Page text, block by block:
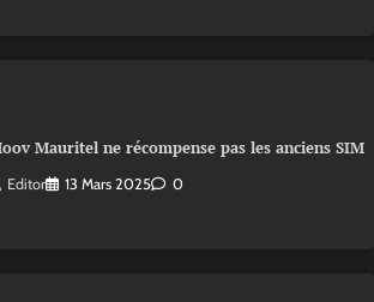
Mauritel ne récompense pas les anciens SIM
Editor 13 Mars 2025 0